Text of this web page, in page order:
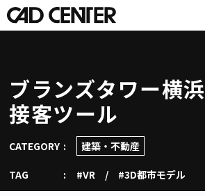
ブランズタワー横
接客ツール
CATEGORY 建築・不動産
TAG #VR #3D都市モデル